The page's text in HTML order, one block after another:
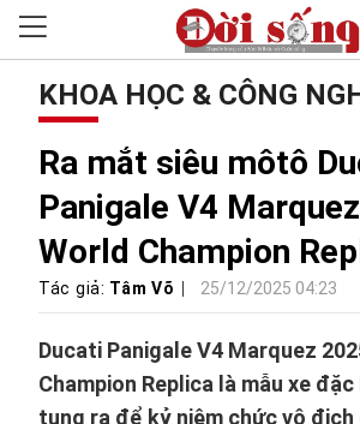
KHOA HỌC & CÔNG
Ra mắt siêu môtô
Panigale V4
World Champion
Tác giả: Tâm Võ 25/12/2025 04:23
Ducati Panigale V4 Marquez
Champion Replica là mẫu xe
tung ra để kỷ niệm chức vô địch